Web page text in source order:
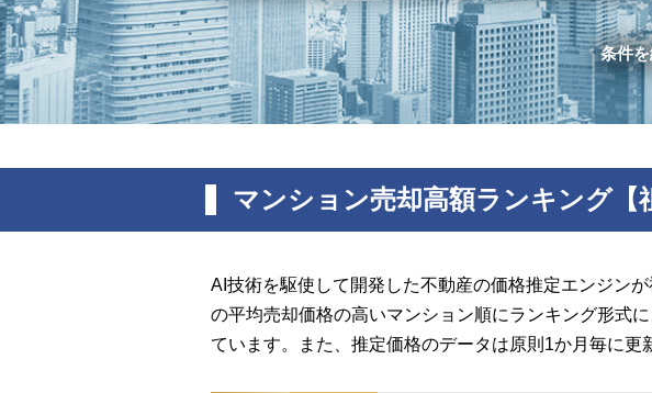
条件
マンション売却高額ランキング【
AI技術を駆使して開発した不動産の価格推定エンジン
の平均売却価格の高いマンション順にランキング形式
ています。また、推定価格のデータは原則1か月毎に更